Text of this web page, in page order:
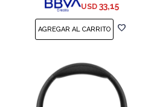
USD 33,15